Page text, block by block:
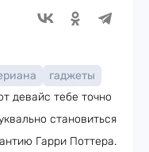
гаджеты
девайс тебе точно
становиться
Гарри Поттера.